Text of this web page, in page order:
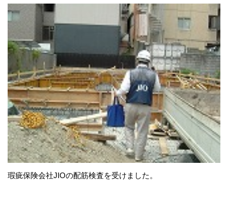
瑕疵保険会社JIOの配筋検査を受けました。